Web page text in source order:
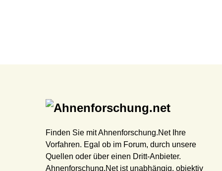
Finden Sie mit Ahnenforschung.Net Ihre
Vorfahren. Egal ob im Forum, durch unsere
Quellen oder über einen Dritt-Anbieter.
Ahnenforschung.Net ist unabhängig, objektiv